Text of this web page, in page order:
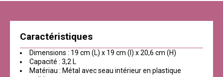
Caractéristiques
Dimensions : 19 cm (L) x 19 cm (l) x 20,6 cm (H)
Capacité : 3,2 L
Matériau : Métal avec seau intérieur en plastique